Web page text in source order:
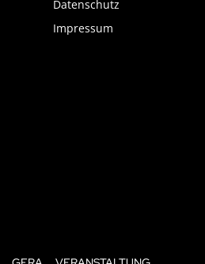
Datenschutz
Impressum